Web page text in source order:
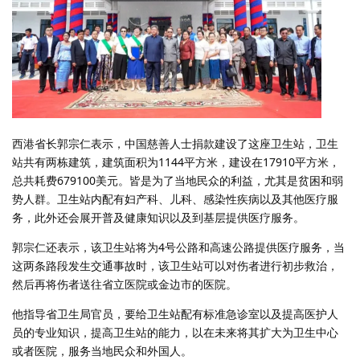
西港省长郭宗仁表示，中国慈善人士捐款建设了这座卫生站，卫生
站共有两栋建筑，建筑面积为1144平方米，建设在17910平方米，
总共耗费679100美元。皆是为了当地民众的利益，尤其是贫困和弱
势人群。卫生站内配有妇产科、儿科、感染性疾病以及其他医疗服
务，此外还会展开普及健康知识以及到基层提供医疗服务。
郭宗仁还表示，该卫生站将为4号公路和高速公路提供医疗服务，当
这两条路段发生交通事故时，该卫生站可以对伤者进行初步救治，
然后再将伤者送往省立医院或金边市的医院。
他指导省卫生局官员，要给卫生站配有标准急诊室以及提高医护人
员的专业知识，提高卫生站的能力，以在未来将其扩大为卫生中心
或者医院，服务当地民众和外国人。